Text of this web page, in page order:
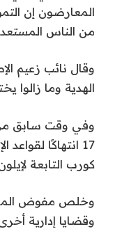
المعارضون إن
من الناس
وقال نائب زعيم
الهدية وما زالوا
وفي وقت سابق من
17 انتهاكًا
كورب التابعة
وخلص مفوض
وقضايا إدارية